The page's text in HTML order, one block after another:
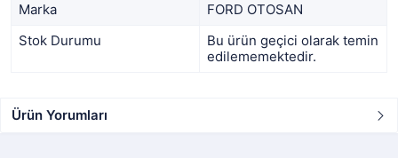
Marka
FORD OTOSAN
Stok Durumu
Bu ürün geçici olarak temin
edilememektedir.
Ürün Yorumları